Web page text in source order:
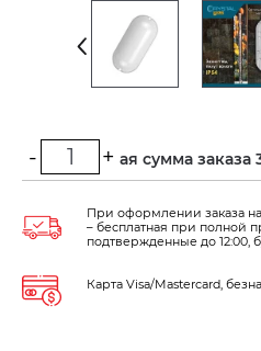
Минимальная сумма заказа
- +
При оформлении заказа
– бесплатная при полной
подтвержденные до 12:00,
Карта Visa/Mastercard,